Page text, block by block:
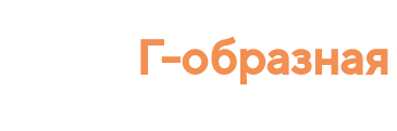
Г-образная